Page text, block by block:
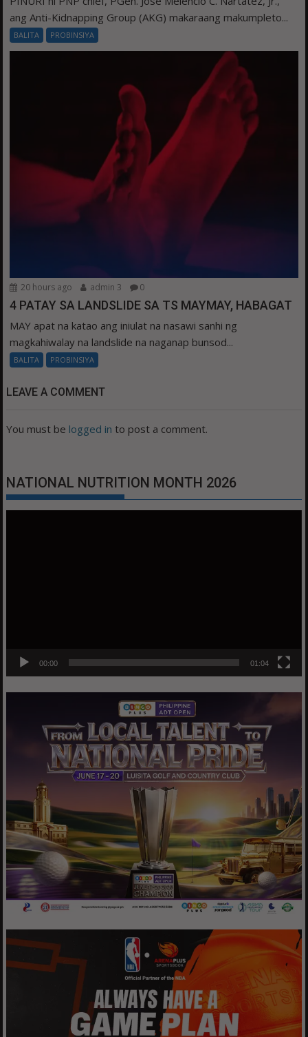
ang Anti-Kidnapping Group (AKG) makaraang makumpleto...
BALITA PROBINSIYA
20 hours ago admin 3 0
4 PATAY SA LANDSLIDE SA TS MAYMAY, HABAGAT
MAY apat na katao ang iniulat na nasawi sanhi ng
magkahiwalay na landslide na naganap bunsod...
BALITA PROBINSIYA
LEAVE A COMMENT
You must be logged in to post a comment.
NATIONAL NUTRITION MONTH 2026
00:00 01:04